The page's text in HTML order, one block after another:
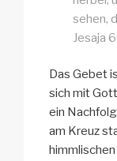
sehen,
Jesaja
Das Gebet
sich mit
ein
am Kreuz